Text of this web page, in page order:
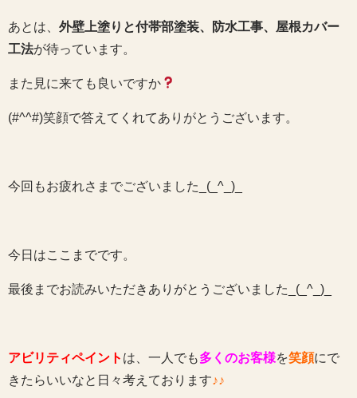
あとは、 外壁上塗りと付帯部塗装、防水工事、屋根カバー
工法が待っています。
また見に来ても良いですか
(#^^#)笑顔で答えてくれてありがとうございます。
今回もお疲れさまでございました_(_^_)_
今日はここまでです。
最後までお読みいただきありがとうございました_(_^_)_
アビリティペイント は、一人でも多くのお客様を笑顔にで
きたらいいなと日々考えております♪♪